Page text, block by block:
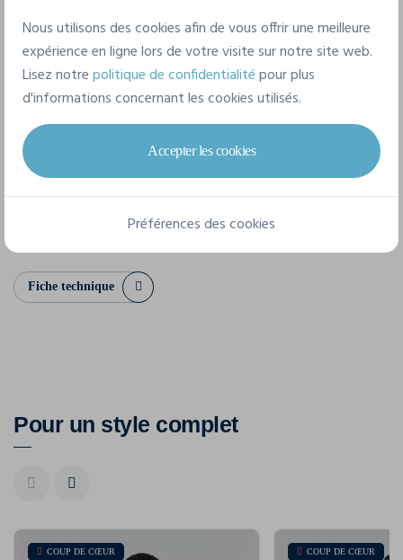
100% Polyester
7 tailles disponibles
XS
Fiche technique
Pour un style complet
COUP DE CŒUR COUP DE CŒUR
Nous utilisons des cookies afin de vous offrir une meilleure
expérience en ligne lors de votre visite sur notre site web.
Lisez notrepolitique de confidentialitépour plus
d'informations concernant les cookies utilisés.
Accepter les cookies
Préférences des cookies